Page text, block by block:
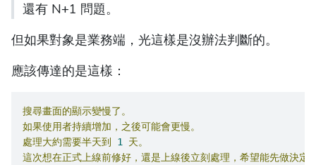
還有 N+1 問題。
但如果對象是業務端，光這樣是沒辦法判斷的。
應該傳達的是這樣：
搜尋畫面的顯示變慢了。
如果使用者持續增加，之後可能會更慢。
處理大約需要半天到
1
天。
這次想在正式上線前修好，還是上線後立刻處理，希望能先做決定